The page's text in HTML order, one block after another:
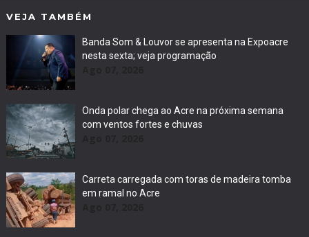
VEJA TAMBÉM
Banda Som & Louvor se apresenta na Expoacre
nesta sexta; veja programação
Onda polar chega ao Acre na próxima semana
com ventos fortes e chuvas
Carreta carregada com toras de madeira tomba
em ramal no Acre